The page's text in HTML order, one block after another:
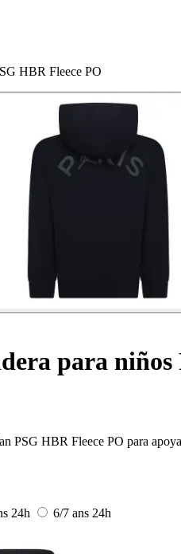
HBR Fleece PO
para niños
PSG HBR Fleece PO para
24h 6/7 ans 24h